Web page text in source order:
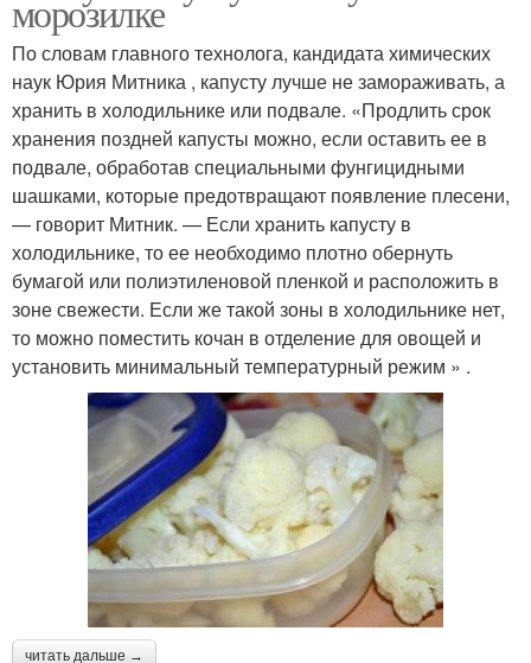
морозилке
По словам главного технолога, кандидата химических
наук Юрия Митника , капусту лучше не замораживать, а
хранить в холодильнике или подвале. «Продлить срок
хранения поздней капусты можно, если оставить ее в
подвале, обработав специальными фунгицидными
шашками, которые предотвращают появление плесени,
— говорит Митник. — Если хранить капусту в
холодильнике, то ее необходимо плотно обернуть
бумагой или полиэтиленовой пленкой и расположить в
зоне свежести. Если же такой зоны в холодильнике нет,
то можно поместить кочан в отделение для овощей и
установить минимальный температурный режим » .
читать дальше →